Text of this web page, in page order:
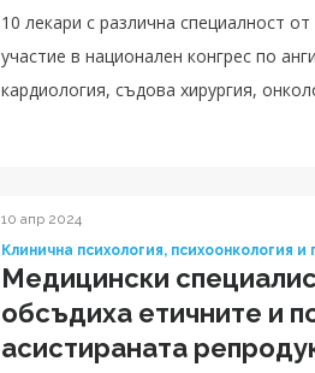
10 лекари с различна специалност
участие в национален конгрес по
кардиология, съдова хирургия,
10 апр 2024
Клинична психология, психоонкология и
Медицински
обсъдиха етичните и
асистираната